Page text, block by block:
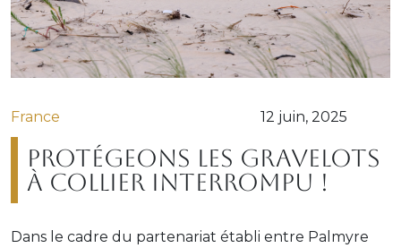
12 juin, 2025
France
Protégeons les gravelots
à collier interrompu !
Dans le cadre du partenariat établi entre Palmyre